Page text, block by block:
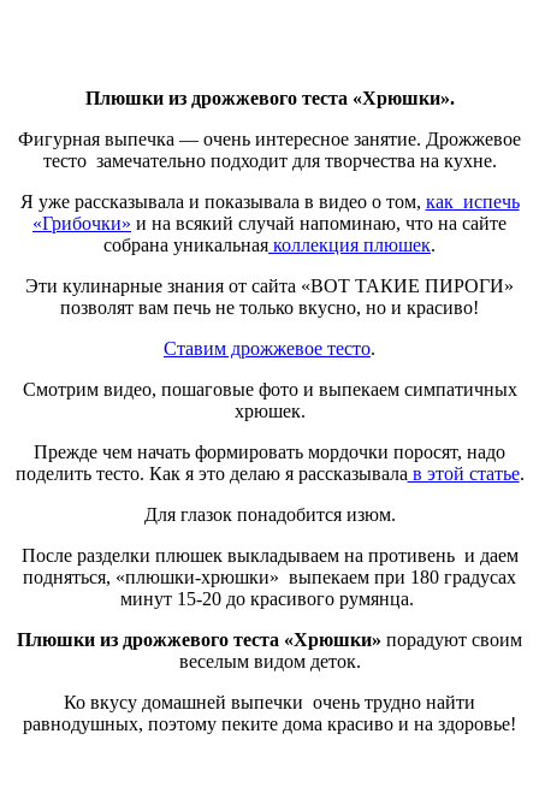
Плюшки из дрожжевого теста «Хрюшки».
Фигурная выпечка — очень интересное занятие. Дрожжевое
тесто замечательно подходит для творчества на кухне.
Я уже рассказывала и показывала в видео о том, как испечь
«Грибочки» и на всякий случай напоминаю, что на сайте
собрана уникальная коллекция плюшек.
Эти кулинарные знания от сайта «ВОТ ТАКИЕ ПИРОГИ»
позволят вам печь не только вкусно, но и красиво!
Ставим дрожжевое тесто.
Смотрим видео, пошаговые фото и выпекаем симпатичных
хрюшек.
Прежде чем начать формировать мордочки поросят, надо
поделить тесто. Как я это делаю я рассказывала в этой статье.
Для глазок понадобится изюм.
После разделки плюшек выкладываем на противень и даем
подняться, «плюшки-хрюшки» выпекаем при 180 градусах
минут 15-20 до красивого румянца.
Плюшки из дрожжевого теста «Хрюшки» порадуют своим
веселым видом деток.
Ко вкусу домашней выпечки очень трудно найти
равнодушных, поэтому пеките дома красиво и на здоровье!